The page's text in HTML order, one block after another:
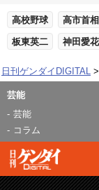
高校野球 高市首相
板東英二 神田愛花
日刊ゲンダイDIGITAL
芸能
芸能
コラム